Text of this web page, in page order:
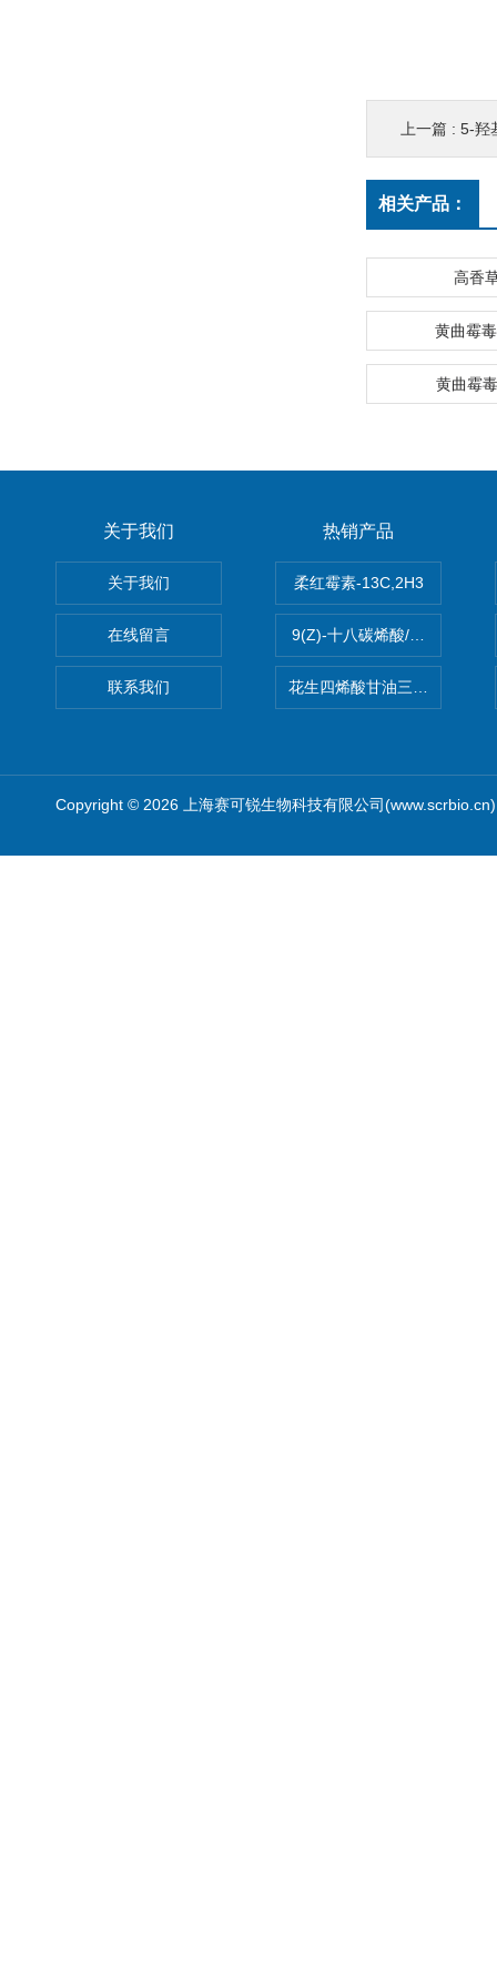
上一篇 : 5-羟
相关产品：
高香
黄曲霉
黄曲霉
关于我们
关于我们
在线留言
联系我们
热销产品
柔红霉素-13C,2H3
9(Z)-十八碳烯酸/油酸
花生四烯酸甘油三酯(顺式-
Copyright © 2026 上海赛可锐生物科技有限公司